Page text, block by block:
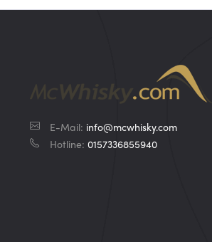
E-Mail: info@mcwhisky.com
Hotline: 0157336855940